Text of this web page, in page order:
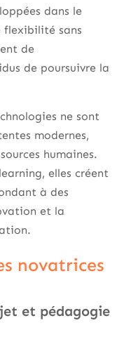
dans le
flexibilité sans
de
de poursuivre la
ne sont
modernes,
humaines.
elles créent
à des
et la
novatrices
et pédagogie